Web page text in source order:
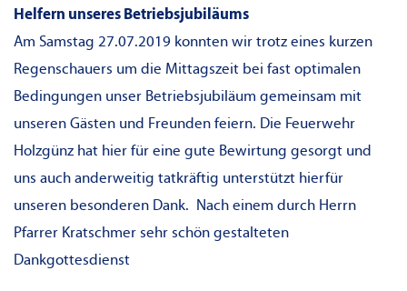
Helfern unseres Betriebsjubiläums
Am Samstag 27.07.2019 konnten wir trotz eines kurzen
Regenschauers um die Mittagszeit bei fast optimalen
Bedingungen unser Betriebsjubiläum gemeinsam mit
unseren Gästen und Freunden feiern. Die Feuerwehr
Holzgünz hat hier für eine gute Bewirtung gesorgt und
uns auch anderweitig tatkräftig unterstützt hierfür
unseren besonderen Dank. Nach einem durch Herrn
Pfarrer Kratschmer sehr schön gestalteten
Dankgottesdienst